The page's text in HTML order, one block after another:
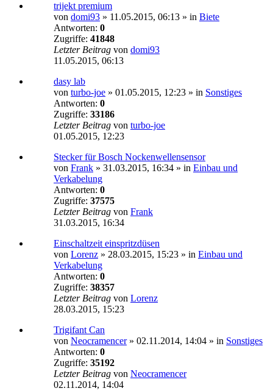
trijekt premium
von domi93 » 11.05.2015, 06:13 » in Biete
Antworten: 0
Zugriffe: 41848
Letzter Beitrag von domi93
11.05.2015, 06:13
dasy lab
von turbo-joe » 01.05.2015, 12:23 » in Sonstiges
Antworten: 0
Zugriffe: 33186
Letzter Beitrag von turbo-joe
01.05.2015, 12:23
Stecker für Bosch Nockenwellensensor
von Frank » 31.03.2015, 16:34 » in Einbau und
Verkabelung
Antworten: 0
Zugriffe: 37575
Letzter Beitrag von Frank
31.03.2015, 16:34
Einschaltzeit einspritzdüsen
von Lorenz » 28.03.2015, 15:23 » in Einbau und
Verkabelung
Antworten: 0
Zugriffe: 38357
Letzter Beitrag von Lorenz
28.03.2015, 15:23
Trigifant Can
von Neocramencer» 02.11.2014, 14:04 » in Sonstiges
Antworten: 0
Zugriffe: 35192
Letzter Beitrag von Neocramencer
02.11.2014, 14:04